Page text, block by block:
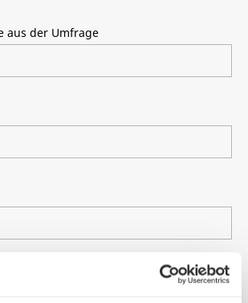
aus der Umfrage